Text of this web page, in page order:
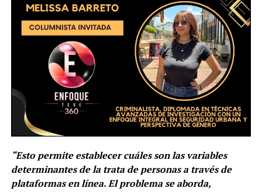
“Esto permite establecer cuáles son las variables
determinantes de la trata de personas a través de
plataformas en línea. El problema se aborda,